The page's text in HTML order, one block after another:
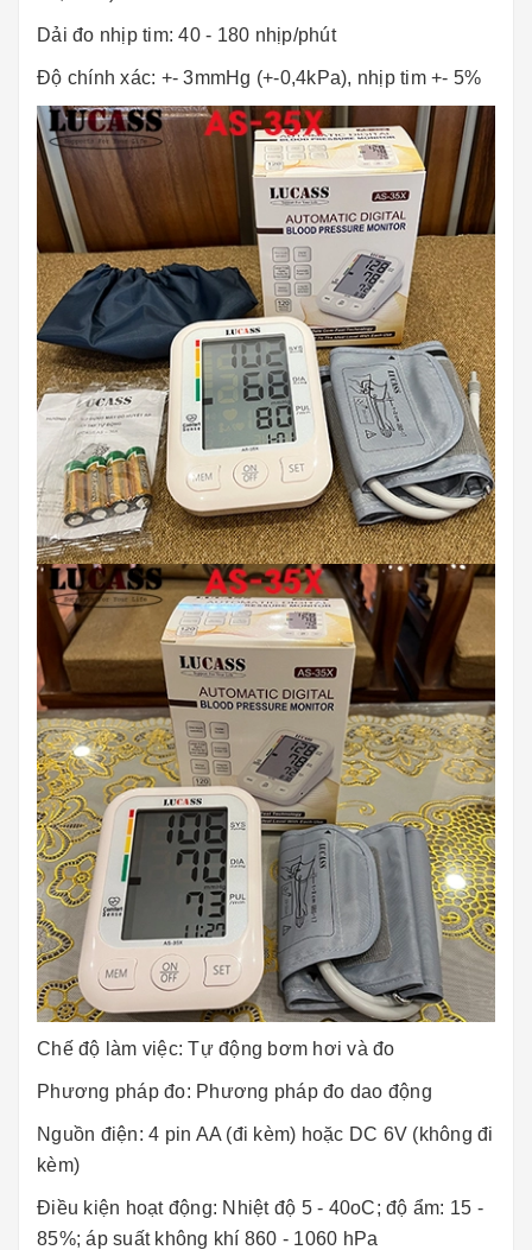
Dải đo nhịp tim: 40 - 180 nhịp/phút
Độ chính xác: +- 3mmHg (+-0,4kPa), nhịp tim +- 5%
Chế độ làm việc: Tự động bơm hơi và đo
Phương pháp đo: Phương pháp đo dao động
Nguồn điện: 4 pin AA (đi kèm) hoặc DC 6V (không đi
kèm)
Điều kiện hoạt động: Nhiệt độ 5 - 40oC; độ ẩm: 15 -
85%; áp suất không khí 860 - 1060 hPa